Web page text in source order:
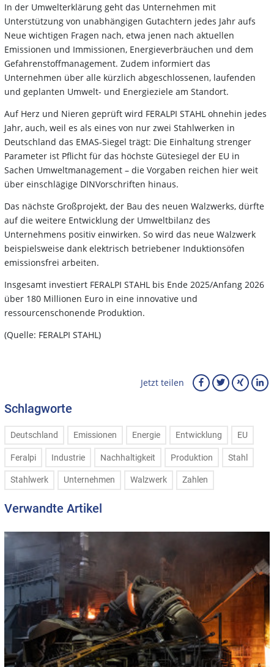
In der Umwelterklärung geht das Unternehmen mit
Unterstützung von unabhängigen Gutachtern jedes Jahr aufs
Neue wichtigen Fragen nach, etwa jenen nach aktuellen
Emissionen und Immissionen, Energieverbräuchen und dem
Gefahrenstoffmanagement. Zudem informiert das
Unternehmen über alle kürzlich abgeschlossenen, laufenden
und geplanten Umwelt- und Energieziele am Standort.
Auf Herz und Nieren geprüft wird FERALPI STAHL ohnehin jedes
Jahr, auch, weil es als eines von nur zwei Stahlwerken in
Deutschland das EMAS-Siegel trägt: Die Einhaltung strenger
Parameter ist Pflicht für das höchste Gütesiegel der EU in
Sachen Umweltmanagement – die Vorgaben reichen hier weit
über einschlägige DINVorschriften hinaus.
Das nächste Großprojekt, der Bau des neuen Walzwerks, dürfte
auf die weitere Entwicklung der Umweltbilanz des
Unternehmens positiv einwirken. So wird das neue Walzwerk
beispielsweise dank elektrisch betriebener Induktionsöfen
emissionsfrei arbeiten.
Insgesamt investiert FERALPI STAHL bis Ende 2025/Anfang 2026
über 180 Millionen Euro in eine innovative und
ressourcenschonende Produktion.
(Quelle: FERALPI STAHL)
Jetzt teilen
Schlagworte
Deutschland Emissionen Energie Entwicklung EU
Feralpi Industrie Nachhaltigkeit Produktion Stahl
Stahlwerk Unternehmen Walzwerk Zahlen
Verwandte Artikel